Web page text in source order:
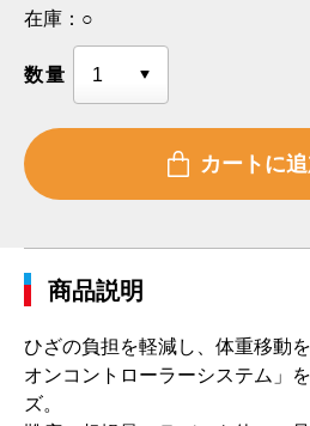
在庫： ○
数量
商品説明
ひざの負担を軽減し、体重移動
オンコントローラーシステム」
ズ。